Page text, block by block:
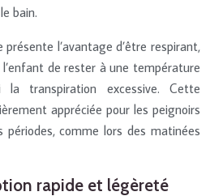
bain.
l’avantage d’être respirant,
de rester à une température
la transpiration excessive. Cette
appréciée pour les peignoirs
comme lors des matinées
rapide et légèreté